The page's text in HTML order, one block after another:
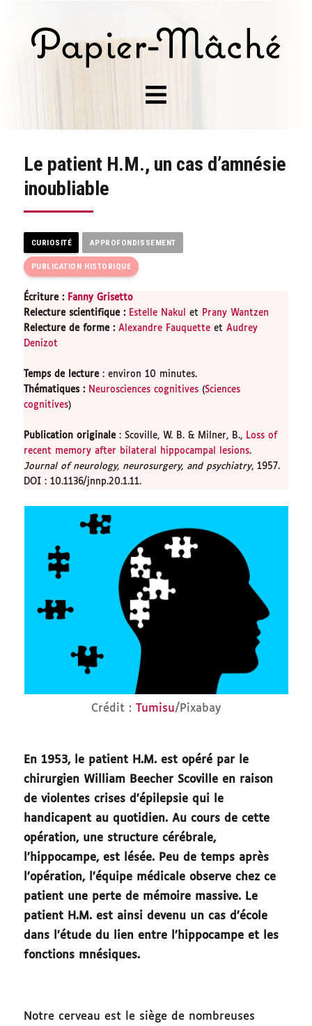
Le patient H.M., un cas d’amnésie
inoubliable
CURIOSITÉ APPROFONDISSEMENT
PUBLICATION HISTORIQUE
Écriture : Fanny Grisetto
Relecture scientifique: Estelle Nakul et
Prany Wantzen
Relecture de forme:Alexandre Fauquette etAudrey
Denizot
Temps de lecture: environ 10 minutes.
Thématiques : Neurosciences cognitives (Sciences
cognitives)
Publication originale: Scoville, W. B. & Milner, B., Loss of
recent memory after bilateral hippocampal lesions.
Journal of neurology, neurosurgery, and psychiatry, 1957.
DOI : 10.1136/jnnp.20.1.11.
Crédit : Tumisu/Pixabay
En 1953, le patient H.M. est opéré par le
chirurgien William Beecher Scoville en raison
de violentes crises d’épilepsie qui le
handicapent au quotidien. Au cours de cette
opération, une structure cérébrale,
l’hippocampe, est lésée. Peu de temps après
l’opération, l’équipe médicale observe chez ce
patient une perte de mémoire massive. Le
patient H.M. est ainsi devenu un cas d’école
dans l’étude du lien entre l’hippocampe et les
fonctions mnésiques.
Notre cerveau est le siège de nombreuses